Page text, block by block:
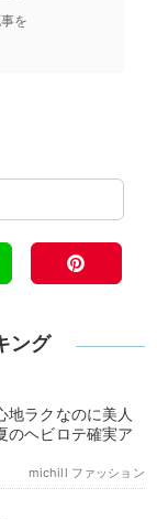
を
ング
地ラクなのに美人
のヘビロテ確実ア
michill ファッション